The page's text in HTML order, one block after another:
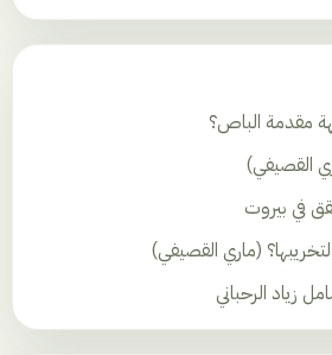
مقدمة الباص؟
القصيفي)
في بيروت
(ماري القصيفي)
زياد الرحباني